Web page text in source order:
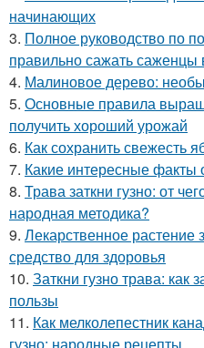
начинающих
3. Полное руководство по
правильно сажать саженцы
4. Малиновое дерево:
5. Основные правила
получить хороший урожай
6. Как сохранить свежесть
7. Какие интересные факты
8. Трава заткни гузно: от
народная методика?
9. Лекарственное растение
средство для здоровья
10. Заткни гузно трава: как
пользы
11. Как мелколепестник
гузно: народные рецепты